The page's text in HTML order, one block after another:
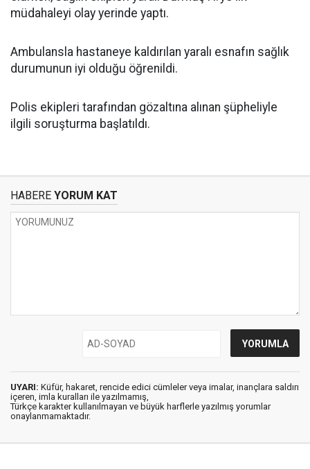
müdahaleyi olay yerinde yaptı.
Ambulansla hastaneye kaldırılan yaralı esnafın sağlık
durumunun iyi olduğu öğrenildi.
Polis ekipleri tarafından gözaltına alınan şüpheliyle
ilgili soruşturma başlatıldı.
HABERE YORUM KAT
UYARI: Küfür, hakaret, rencide edici cümleler veya imalar, inançlara saldırı
içeren, imla kuralları ile yazılmamış,
Türkçe karakter kullanılmayan ve büyük harflerle yazılmış yorumlar
onaylanmamaktadır.